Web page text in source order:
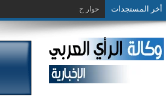
أخر المستجدات حوار حول التجربة النق